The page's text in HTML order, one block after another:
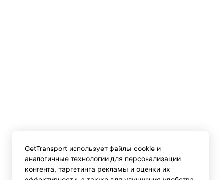
GetTransport использует файлы cookie и
аналогичные технологии для персонализации
контента, таргетинга рекламы и оценки их